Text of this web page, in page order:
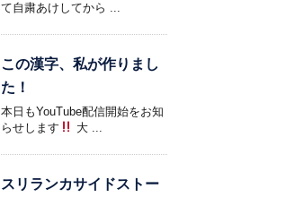
て自粛あけしてから ...
この漢字、私が作りまし
た！
本日もYouTube配信開始をお知
らせします
大 ...
スリランカサイドストー